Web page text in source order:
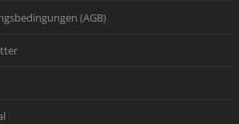
(AGB)